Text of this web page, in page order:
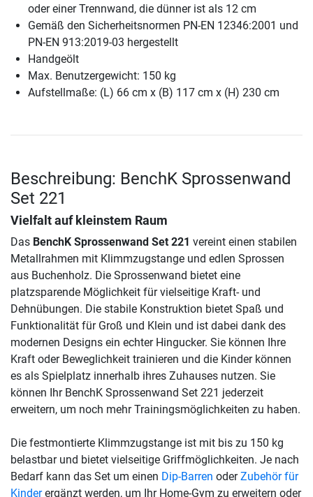
oder einer Trennwand, die dünner ist als 12 cm
Gemäß den Sicherheitsnormen PN-EN 12346:2001 und
PN-EN 913:2019-03 hergestellt
Handgeölt
Max. Benutzergewicht: 150 kg
Aufstellmaße: (L) 66 cm x (B) 117 cm x (H) 230 cm
Beschreibung: BenchK Sprossenwand
Set 221
Vielfalt auf kleinstem Raum
Das BenchK Sprossenwand Set 221 vereint einen stabilen
Metallrahmen mit Klimmzugstange und edlen Sprossen
aus Buchenholz. Die Sprossenwand bietet eine
platzsparende Möglichkeit für vielseitige Kraft- und
Dehnübungen. Die stabile Konstruktion bietet Spaß und
Funktionalität für Groß und Klein und ist dabei dank des
modernen Designs ein echter Hingucker. Sie können Ihre
Kraft oder Beweglichkeit trainieren und die Kinder können
es als Spielplatz innerhalb ihres Zuhauses nutzen. Sie
können Ihr BenchK Sprossenwand Set 221 jederzeit
erweitern, um noch mehr Trainingsmöglichkeiten zu haben.
Die festmontierte Klimmzugstange ist mit bis zu 150 kg
belastbar und bietet vielseitige Griffmöglichkeiten. Je nach
Bedarf kann das Set um einen Dip-Barren oderZubehör für
Kinderergänzt werden, um Ihr Home-Gym zu erweitern oder